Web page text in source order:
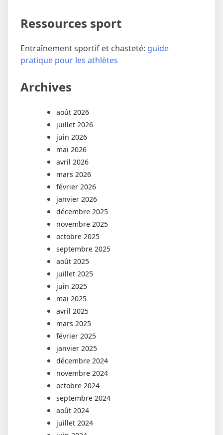
Ressources sport
Entraînement sportif et chasteté: guide
pratique pour les athlètes
Archives
août 2026
juillet 2026
juin 2026
mai 2026
avril 2026
mars 2026
février 2026
janvier 2026
décembre 2025
novembre 2025
octobre 2025
septembre 2025
août 2025
juillet 2025
juin 2025
mai 2025
avril 2025
mars 2025
février 2025
janvier 2025
décembre 2024
novembre 2024
octobre 2024
septembre 2024
août 2024
juillet 2024